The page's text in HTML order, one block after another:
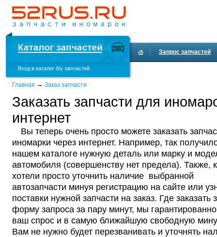
Вход в каталог б/у запчастей
Запрос запчастей
Главная → Заказ запчасти
Заказать запчасти для
интернет
Вы теперь очень просто можете заказать
иномарки через интернет. Например, так
нашем каталоге нужную деталь или марку и
автомобиля (совершенству нет предела). Также,
хотели просто уточнить наличие выбранной
автозапчасти минуя регистрацию на сайте или
поставки нужной запчасти на заказ. Где заказать
форму запроса за пару минут, мы
ваш спрос и в самую ближайшую свободную
Вам не нужно будет перезванивать и уточнять